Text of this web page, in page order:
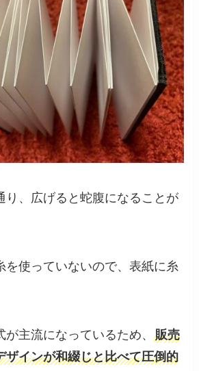
り、広げると蛇腹になることが
を使っていないので、表紙に糸
が主流になっているため、販売
ザインが和綴じと比べて圧倒的